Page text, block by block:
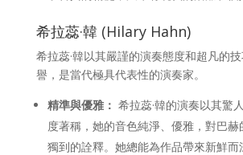
希拉蕊·韓 (Hilary Hahn)
希拉蕊·韓以其嚴謹的演奏態度和超凡的
譽，是當代極具代表性的演奏家。
精準與優雅： 希拉蕊·韓的演奏以其驚
度著稱，她的音色純淨、優雅，對巴赫
獨到的詮釋。她總能為作品帶來新鮮而